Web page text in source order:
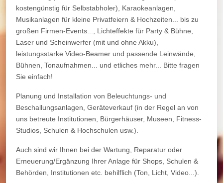
kostengünstig für Selbstabholer), Karaokeanlagen,
Musikanlagen für kleine Privatfeiern & Hochzeiten... bis zu
großen Firmen-Events..., Lichteffekte für Party & Bühne,
Laser und Scheinwerfer (mit und ohne Akku),
leistungsstarke Video-Beamer und passende Leinwände,
Bühnen, Tonaufnahmen... und etliches mehr... Bitte fragen
Sie einfach!
Planung und Installation von Beleuchtungs- und
Beschallungsanlagen, Geräteverkauf (in der Regel an von
uns betreute Institutionen, Bürgerhäuser, Museen, Fitness-
Studios, Schulen & Hochschulen usw.).
Auch sind wir Ihnen bei der Wartung, Reparatur oder
Erneuerung/Ergänzung Ihrer Anlage für Shops, Schulen &
Behörden, Institutionen etc. behilflich (Ton, Licht, Video...).